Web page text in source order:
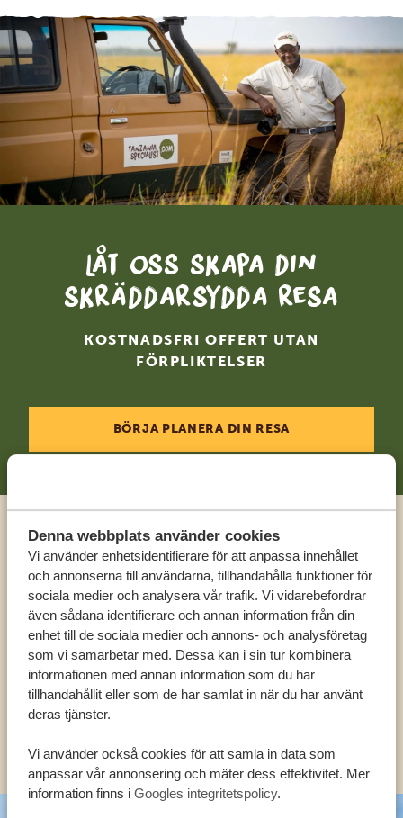
Denna webbplats använder cookies
Vi använder enhetsidentifierare för att anpassa innehållet
och annonserna till användarna, tillhandahålla funktioner för
sociala medier och analysera vår trafik. Vi vidarebefordrar
även sådana identifierare och annan information från din
enhet till de sociala medier och annons- och analysföretag
som vi samarbetar med. Dessa kan i sin tur kombinera
informationen med annan information som du har
tillhandahållit eller som de har samlat in när du har använt
deras tjänster.
Vi använder också cookies för att samla in data som
anpassar vår annonsering och mäter dess effektivitet. Mer
information finns i Googles integritetspolicy.
Låt oss skapa din
skräddarsydda resa
KOSTNADSFRI OFFERT UTAN
FÖRPLIKTELSER
BÖRJA PLANERA DIN RESA
Ring en expert
FÅ PERSONLIG RÅDGIVNING FRÅN VÅRA
EXPERTER
+31 174 788 108